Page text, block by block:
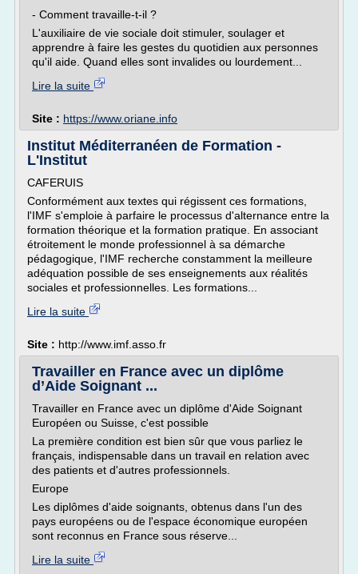
- Comment travaille-t-il ?
L'auxiliaire de vie sociale doit stimuler, soulager et
apprendre à faire les gestes du quotidien aux personnes
qu'il aide. Quand elles sont invalides ou lourdement...
Lire la suite
Site : https://www.oriane.info
Institut Méditerranéen de Formation -
L'Institut
CAFERUIS
Conformément aux textes qui régissent ces formations,
l'IMF s'emploie à parfaire le processus d'alternance entre la
formation théorique et la formation pratique. En associant
étroitement le monde professionnel à sa démarche
pédagogique, l'IMF recherche constamment la meilleure
adéquation possible de ses enseignements aux réalités
sociales et professionnelles. Les formations...
Lire la suite
Site : http://www.imf.asso.fr
Travailler en France avec un diplôme
d’Aide Soignant ...
Travailler en France avec un diplôme d'Aide Soignant
Européen ou Suisse, c'est possible
La première condition est bien sûr que vous parliez le
français, indispensable dans un travail en relation avec
des patients et d'autres professionnels.
Europe
Les diplômes d'aide soignants, obtenus dans l'un des
pays européens ou de l'espace économique européen
sont reconnus en France sous réserve...
Lire la suite